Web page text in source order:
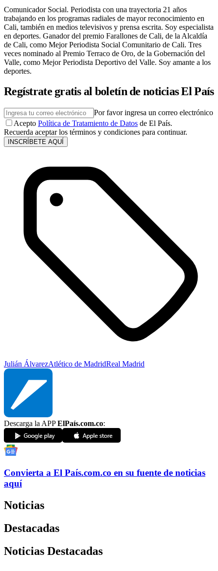
Comunicador Social. Periodista con una trayectoria 21 años
trabajando en los programas radiales de mayor reconocimiento en
Cali, también en medios televisivos y prensa escrita. Soy especialista
en deportes. Ganador del premio Farallones de Cali, de la Alcaldía
de Cali, como Mejor Periodista Social Comunitario de Cali. Tres
veces nominado al Premio Terraco de Oro, de la Gobernación del
Valle, como Mejor Periodista Deportivo del Valle. Soy amante a los
deportes.
Regístrate gratis al boletín de noticias El País
Por favor ingresa un correo electrónico
Acepto Política de Tratamiento de Datos de El País.
Recuerda aceptar los términos y condiciones para continuar.
INSCRÍBETE AQUÍ
Julián ÁlvarezAtlético de MadridReal Madrid
Descarga la APPElPaís.com.co:
Convierta a El País.com.co en su fuente de noticias
aquí
Noticias
Destacadas
Noticias Destacadas